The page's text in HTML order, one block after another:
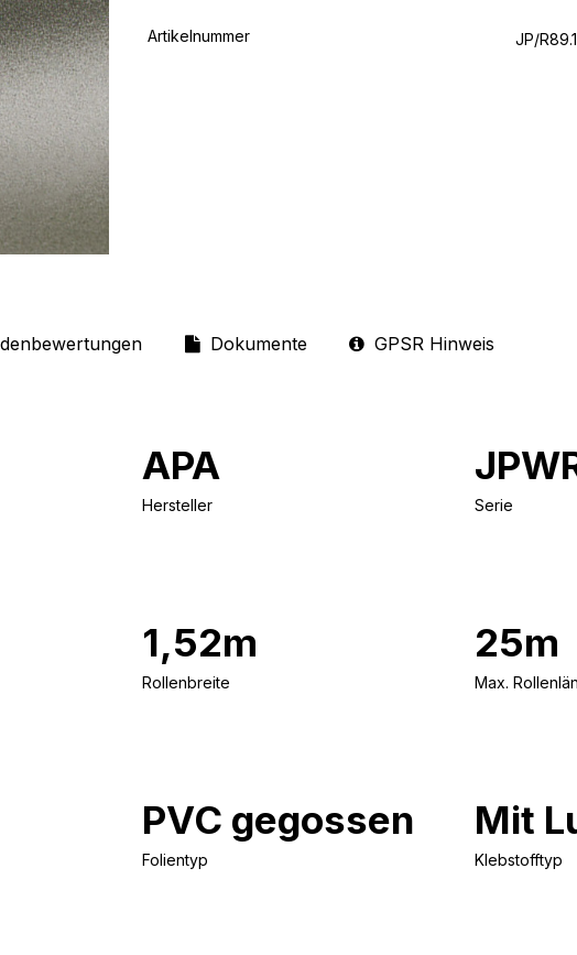
Artikelnummer JP/
Dokumente GPSR Hinweis
APA
Hersteller Serie
1,52m
Rollenbreite
25m
Max.
PVC gegossen
Folientyp
Mit
Klebstofftyp